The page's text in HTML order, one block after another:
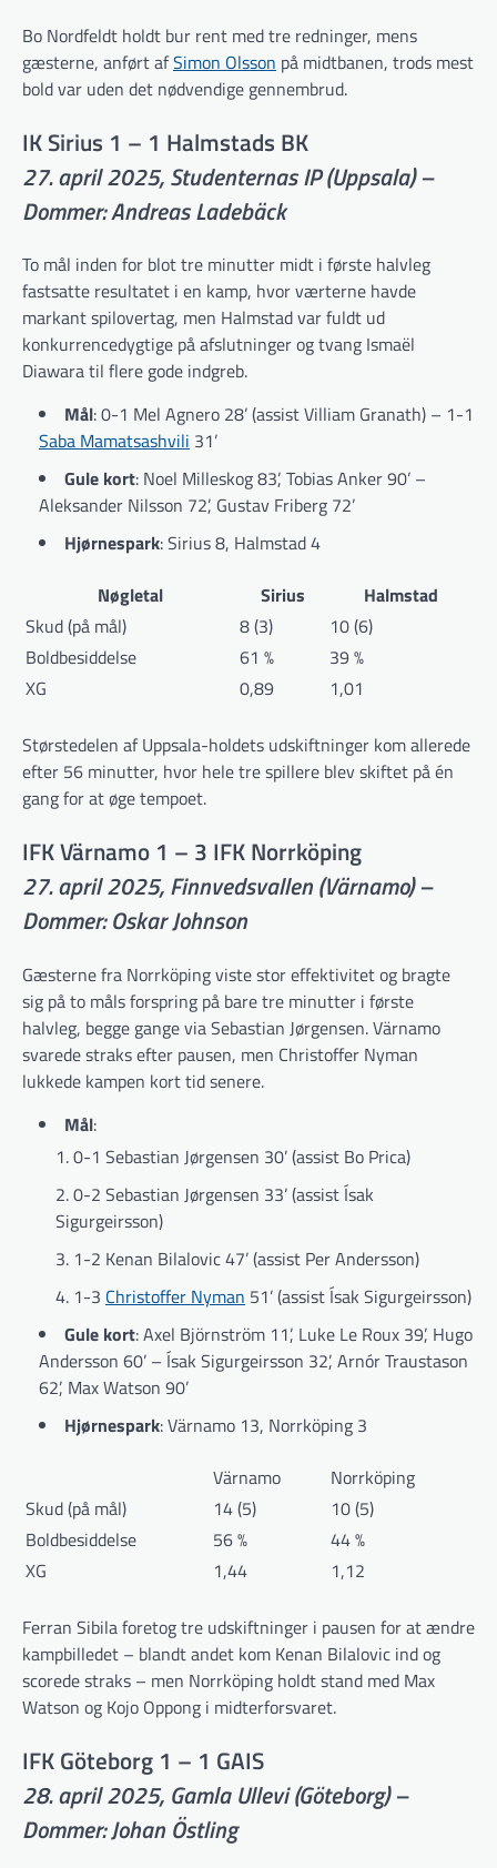
Bo Nordfeldt holdt bur rent med tre redninger, mens
gæsterne, anført afSimon Olsson på midtbanen, trods mest
bold var uden det nødvendige gennembrud.
IK Sirius 1 – 1 Halmstads BK
27. april 2025, Studenternas IP (Uppsala) –
Dommer: Andreas Ladebäck
To mål inden for blot tre minutter midt i første halvleg
fastsatte resultatet i en kamp, hvor værterne havde
markant spilovertag, men Halmstad var fuldt ud
konkurrencedygtige på afslutninger og tvang Ismaël
Diawara til flere gode indgreb.
Mål: 0-1 Mel Agnero 28’ (assist Villiam Granath) – 1-1
Saba Mamatsashvili 31’
Gule kort: Noel Milleskog 83’, Tobias Anker 90’ –
Aleksander Nilsson 72’, Gustav Friberg 72’
Hjørnespark: Sirius 8, Halmstad 4
Nøgletal
Sirius
Halmstad
Skud (på mål)
8 (3)
10 (6)
Boldbesiddelse
61 %
39 %
XG
0,89 1,01
Størstedelen af Uppsala-holdets udskiftninger kom allerede
efter 56 minutter, hvor hele tre spillere blev skiftet på én
gang for at øge tempoet.
IFK Värnamo 1 – 3 IFK Norrköping
27. april 2025, Finnvedsvallen (Värnamo) –
Dommer: Oskar Johnson
Gæsterne fra Norrköping viste stor effektivitet og bragte
sig på to måls forspring på bare tre minutter i første
halvleg, begge gange via Sebastian Jørgensen. Värnamo
svarede straks efter pausen, men Christoffer Nyman
lukkede kampen kort tid senere.
Mål:
0-1 Sebastian Jørgensen 30’ (assist Bo Prica)
0-2 Sebastian Jørgensen 33’ (assist Ísak
Sigurgeirsson)
1-2 Kenan Bilalovic 47’ (assist Per Andersson)
1-3 Christoffer Nyman 51’ (assist Ísak Sigurgeirsson)
Gule kort: Axel Björnström 11’, Luke Le Roux 39’, Hugo
Andersson 60’ – Ísak Sigurgeirsson 32’, Arnór Traustason
62’, Max Watson 90’
Hjørnespark: Värnamo 13, Norrköping 3
Värnamo
Norrköping
Skud (på mål)
14 (5)
10 (5)
Boldbesiddelse
56 %
44 %
XG
1,44 1,12
Ferran Sibila foretog tre udskiftninger i pausen for at ændre
kampbilledet – blandt andet kom Kenan Bilalovic ind og
scorede straks – men Norrköping holdt stand med Max
Watson og Kojo Oppong i midterforsvaret.
IFK Göteborg 1 – 1 GAIS
28. april 2025, Gamla Ullevi (Göteborg) –
Dommer: Johan Östling